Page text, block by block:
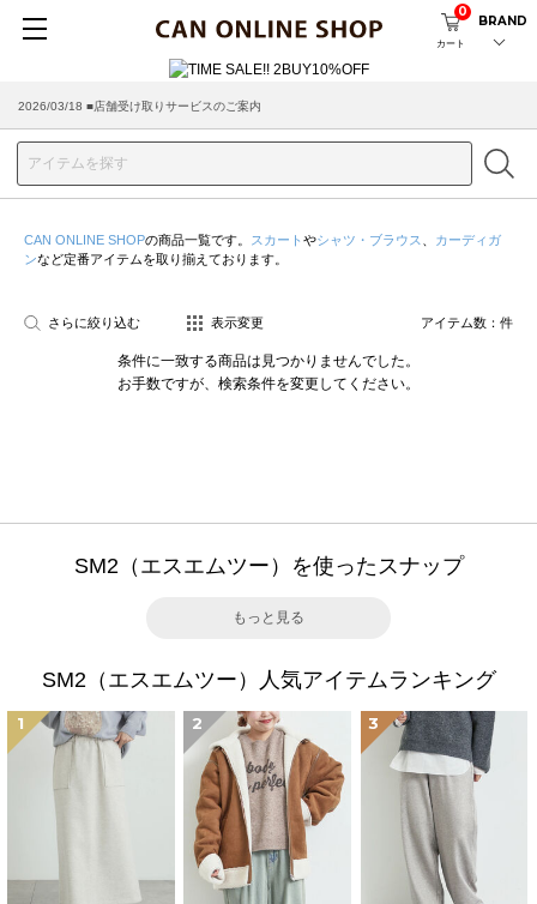
カート
0
BRAND
2026/03/18 ■店舗受け取りサービスのご案内
CAN ONLINE SHOPの商品一覧です。 スカート やシャツ・ブラウス
カーディガ
ンなど定番アイテムを取り揃えております。
さらに絞り込む 表示変更 アイテム数： 件
条件に一致する商品は見つかりませんでした。
お手数ですが、検索条件を変更してください。
SM2（エスエムツー）を使ったスナップ
もっと見る
SM2（エスエムツー）人気アイテムランキング
1 2 3